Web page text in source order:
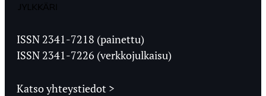
Ylioppilaslehti
ISSN 2341-7218 (painettu)
ISSN 2341-7226 (verkkojulkaisu)
Katso yhteystiedot >